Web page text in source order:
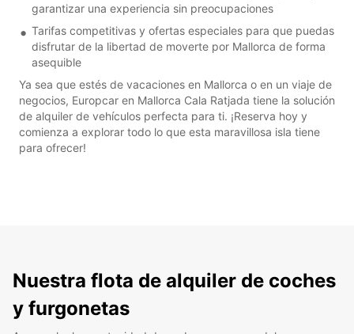
garantizar una experiencia sin preocupaciones
Tarifas competitivas y ofertas especiales para que puedas
disfrutar de la libertad de moverte por Mallorca de forma
asequible
Ya sea que estés de vacaciones en Mallorca o en un viaje de
negocios, Europcar en Mallorca Cala Ratjada tiene la solución
de alquiler de vehículos perfecta para ti. ¡Reserva hoy y
comienza a explorar todo lo que esta maravillosa isla tiene
para ofrecer!
Nuestra flota de alquiler de coches
y furgonetas